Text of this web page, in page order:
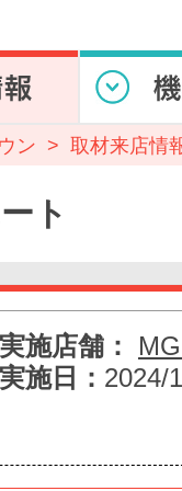
ン 取材来店情
ト
実施店舗：
実施日： 2024/